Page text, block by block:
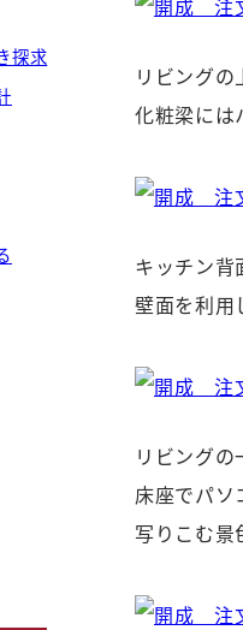
リビングの
化粧梁には
キッチン背
壁面を利用
リビングの
床座でパソ
写りこむ景
探求